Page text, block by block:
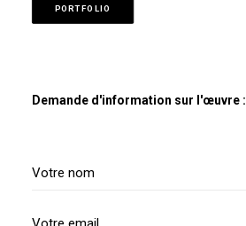
PORTFOLIO
Demande d'information sur l'œuvre :